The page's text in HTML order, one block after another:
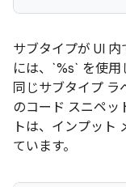
サブタイプが UI
には、`%s` を使用
同じサブタイプ ラ
のコード スニペッ
トは、インプット
ています。